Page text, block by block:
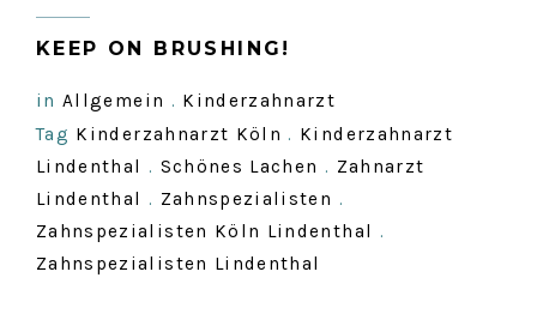
KEEP ON BRUSHING!
in Allgemein . Kinderzahnarzt
Tag Kinderzahnarzt Köln . Kinderzahnarzt
Lindenthal . Schönes Lachen . Zahnarzt
Lindenthal . Zahnspezialisten .
Zahnspezialisten Köln Lindenthal .
Zahnspezialisten Lindenthal